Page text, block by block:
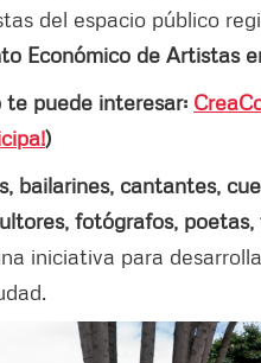
del espacio público
Económico de Artistas
te puede interesar:
)
bailarines, cantantes,
fotógrafos,
iniciativa para